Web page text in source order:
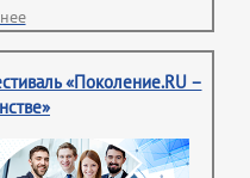
«Поколение.RU –